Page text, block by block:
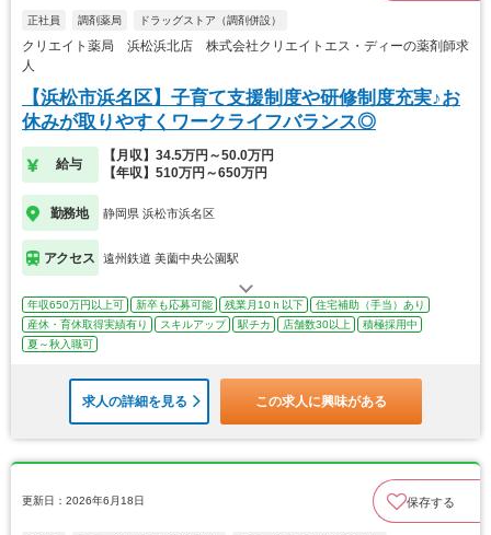
正社員 調剤薬局 ドラッグストア（調剤併設）
クリエイト薬局 浜松浜北店 株式会社クリエイトエス・ディーの薬剤師求
人
【浜松市浜名区】子育て支援制度や研修制度充実♪お
休みが取りやすくワークライフバランス◎
給与
【月収】34.5万円～50.0万円
【年収】510万円～650万円
勤務地 静岡県 浜松市浜名区
アクセス 遠州鉄道 美薗中央公園駅
年収650万円以上可 新卒も応募可能 残業月10ｈ以下
住宅補助（手当）あり
産休・育休取得実績有り
スキルアップ 駅チカ 店舗数30以上
積極採用中
夏～秋入職可
求人の詳細を見る この求人に興味がある
更新日：2026年6月18日 保存する